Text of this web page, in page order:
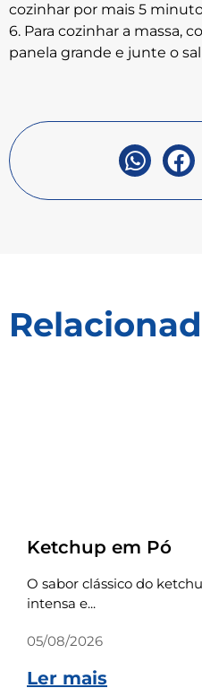
cozinhar por mais 5
6. Para cozinhar a massa,
panela grande e junte o
Ketchup em Pó
O sabor clássico do
intensa e...
05/08/2026
Ler mais